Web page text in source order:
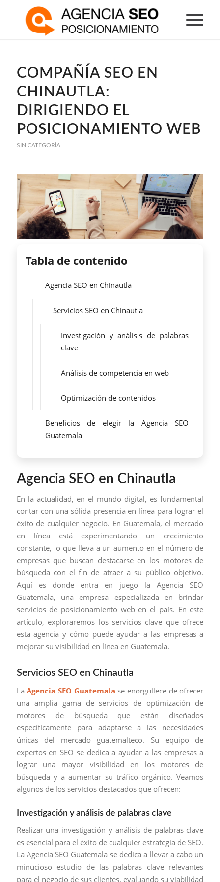
COMPAÑÍA SEO EN
CHINAUTLA:
DIRIGIENDO EL
POSICIONAMIENTO WEB
SIN CATEGORÍA
Tabla de contenido
Agencia SEO en Chinautla
Servicios SEO en Chinautla
Investigación y análisis de palabras
clave
Análisis de competencia en web
Optimización de contenidos
Beneficios de elegir la Agencia SEO
Guatemala
Agencia SEO en Chinautla
En la actualidad, en el mundo digital, es fundamental
contar con una sólida presencia en línea para lograr el
éxito de cualquier negocio. En Guatemala, el mercado
en línea está experimentando un crecimiento
constante, lo que lleva a un aumento en el número de
empresas que buscan destacarse en los motores de
búsqueda con el fin de atraer a su público objetivo.
Aquí es donde entra en juego la Agencia SEO
Guatemala, una empresa especializada en brindar
servicios de posicionamiento web en el país. En este
artículo, exploraremos los servicios clave que ofrece
esta agencia y cómo puede ayudar a las empresas a
mejorar su visibilidad en línea en Guatemala.
Servicios SEO en Chinautla
LaAgencia SEO Guatemala se enorgullece de ofrecer
una amplia gama de servicios de optimización de
motores de búsqueda que están diseñados
específicamente para adaptarse a las necesidades
únicas del mercado guatemalteco. Su equipo de
expertos en SEO se dedica a ayudar a las empresas a
lograr una mayor visibilidad en los motores de
búsqueda y a aumentar su tráfico orgánico. Veamos
algunos de los servicios destacados que ofrecen:
Investigación y análisis de palabras clave
Realizar una investigación y análisis de palabras clave
es esencial para el éxito de cualquier estrategia de SEO.
La Agencia SEO Guatemala se dedica a llevar a cabo un
minucioso estudio de las palabras clave relevantes
para el negocio de sus clientes, evaluando su viabilidad